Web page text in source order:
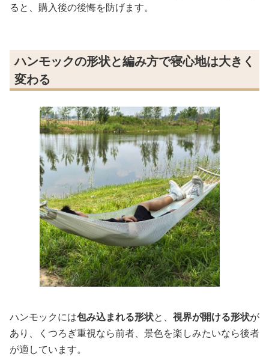
ると、購入後の後悔を防げます。
ハンモックの形状と編み方で寝心地は大きく
変わる
ハンモックには包み込まれる形状と、 視界が開ける形状が
あり、くつろぎ重視なら前者、景色を楽しみたいなら後者
が適しています。